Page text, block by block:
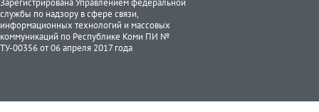
Зарегистрирована Управлением федеральной
службы по надзору в сфере связи,
информационных технологий и массовых
коммуникаций по Республике Коми ПИ №
ТУ-00356 от 06 апреля 2017 года